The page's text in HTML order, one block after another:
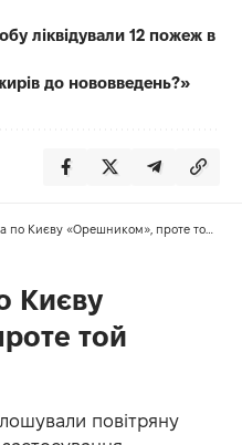
ліквідували 12 пожеж в
до нововведень?»
Києву «Орешником», проте той вибухнув
Києву
той
повітряну